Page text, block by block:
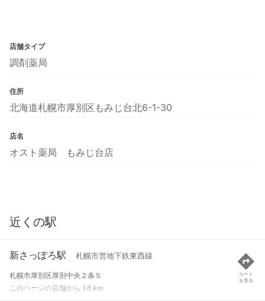
店舗タイプ
調剤薬局
住所
北海道札幌市厚別区もみじ台北6-1-30
店名
オスト薬局 もみじ台店
近くの駅
新さっぽろ駅 札幌市営地下鉄東西線
札幌市厚別区厚別中央２条５
このページの店舗から 1.6 km
ルート
を見る